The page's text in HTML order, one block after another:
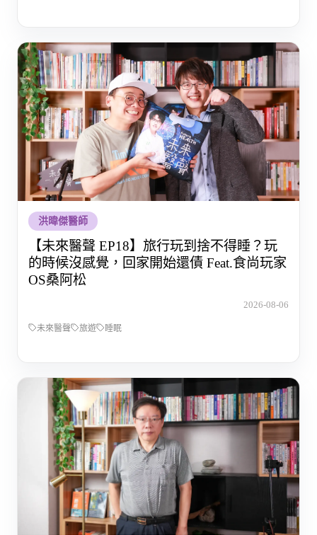
洪暐傑醫師
【未來醫聲 EP18】旅行玩到捨不得睡？玩
的時候沒感覺，回家開始還債 Feat.食尚玩家
OS桑阿松
2026-08-06
未來醫聲 旅遊 睡眠